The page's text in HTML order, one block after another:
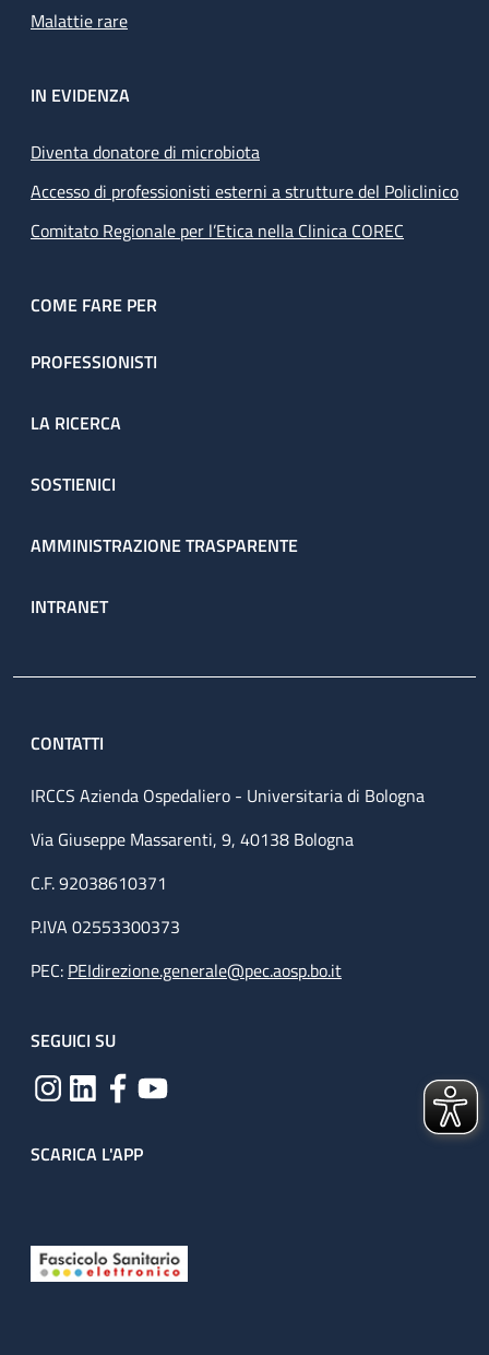
Malattie rare
IN EVIDENZA
Diventa donatore di microbiota
Accesso di professionisti esterni a strutture del Policlinico
Comitato Regionale per l’Etica nella Clinica COREC
COME FARE PER
PROFESSIONISTI
LA RICERCA
SOSTIENICI
AMMINISTRAZIONE TRASPARENTE
INTRANET
CONTATTI
IRCCS Azienda Ospedaliero - Universitaria di Bologna
Via Giuseppe Massarenti, 9, 40138 Bologna
C.F. 92038610371
P.IVA 02553300373
PEC: PEIdirezione.generale@pec.aosp.bo.it
SEGUICI SU
SCARICA L'APP